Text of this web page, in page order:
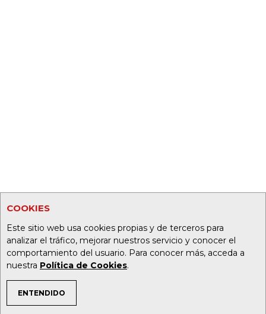
COOKIES
Este sitio web usa cookies propias y de terceros para
analizar el tráfico, mejorar nuestros servicio y conocer el
comportamiento del usuario. Para conocer más, acceda a
nuestra Política de Cookies.
ENTENDIDO
TEMAS DE INTERÉS